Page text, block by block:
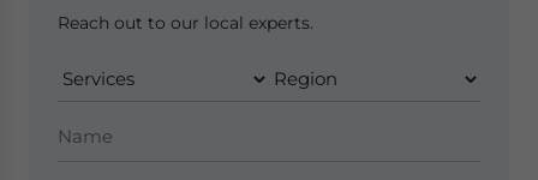
Reach out to our local experts.